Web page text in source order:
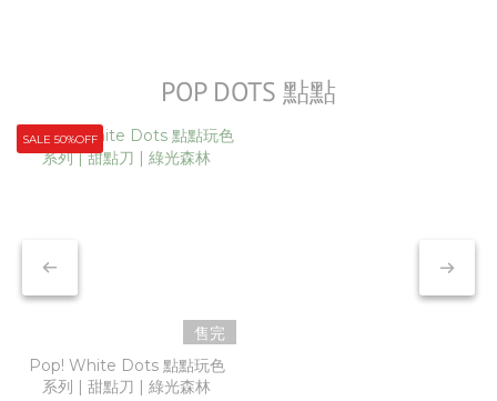
POP DOTS 點點
SALE 50%OFF
售完
Pop! White Dots 點點玩色
系列 | 甜點刀 | 綠光森林